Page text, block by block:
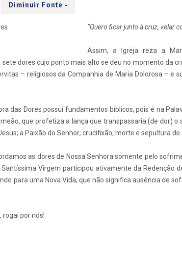
Diminuir Fonte -
“Quero ficar junto à cruz, velar
Assim, a Igreja reza a
dores cujo ponto mais alto se deu no momento da
– religiosos da Companhia de Maria Dolorosa – e
das Dores possui fundamentos bíblicos, pois é na
que profetiza a lança que transpassaria (de dor) o
a Paixão do Senhor; crucifixão, morte e sepultura de
as dores de Nossa Senhora somente pelo
Virgem participou ativamente da Redenção
para uma Nova Vida, que não significa ausência de
rogai por nós!